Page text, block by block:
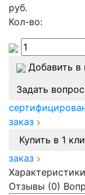
руб.
Кол-во:
Добавить в
Задать
заказ
Купить в 1
заказ
Характеристики
Отзывы (0)